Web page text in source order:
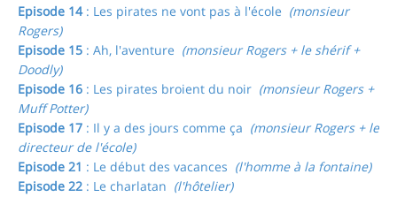
Episode 14: Les pirates ne vont pas à l'école (monsieur
Rogers)
Episode 15 : Ah, l'aventure (monsieur Rogers + le shérif +
Doodly)
Episode 16 : Les pirates broient du noir (monsieur Rogers +
Muff Potter)
Episode 17 : Il y a des jours comme ça (monsieur Rogers + le
directeur de l'école)
Episode 21 : Le début des vacances (l'homme à la fontaine)
Episode 22 : Le charlatan (l'hôtelier)